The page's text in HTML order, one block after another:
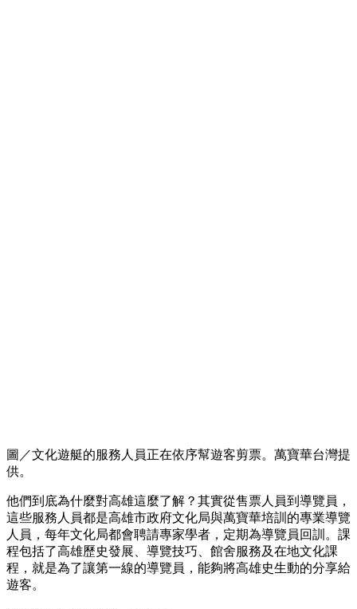
圖／文化遊艇的服務人員正在依序幫遊客剪票。萬寶華台灣提
供。
他們到底為什麼對高雄這麼了解？其實從售票人員到導覽員，
這些服務人員都是高雄市政府文化局與萬寶華培訓的專業導覽
人員，每年文化局都會聘請專家學者，定期為導覽員回訓。課
程包括了高雄歷史發展、導覽技巧、館舍服務及在地文化課
程，就是為了讓第一線的導覽員，能夠將高雄史生動的分享給
遊客。